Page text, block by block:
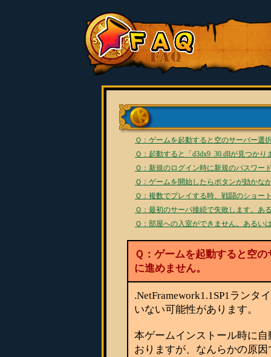
Ｑ：ゲームを起動すると空のサーバー選
Ｑ：起動すると「d3dx9_30.dllが見つか
Ｑ：新規のログイン時に新規のパスワー
Ｑ：ゲームを開始したらボタンが効かな
Ｑ：複数でプレイする時、戦闘のショー
Ｑ：最初のサーバ接続で失敗します。あ
Ｑ：部屋への入室ができません。あるい
Ｑ：ゲームを起動すると空
に進めません。
.NetFramework1.1SP1ランタ
いない可能性があります。
本ゲームインストール時に
おりますが、なんらかの原因